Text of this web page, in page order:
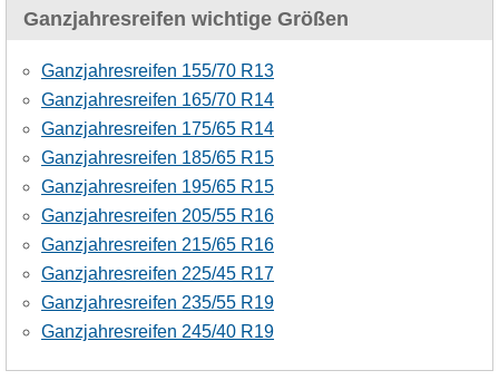
Ganzjahresreifen wichtige Größen
Ganzjahresreifen 155/70 R13
Ganzjahresreifen 165/70 R14
Ganzjahresreifen 175/65 R14
Ganzjahresreifen 185/65 R15
Ganzjahresreifen 195/65 R15
Ganzjahresreifen 205/55 R16
Ganzjahresreifen 215/65 R16
Ganzjahresreifen 225/45 R17
Ganzjahresreifen 235/55 R19
Ganzjahresreifen 245/40 R19